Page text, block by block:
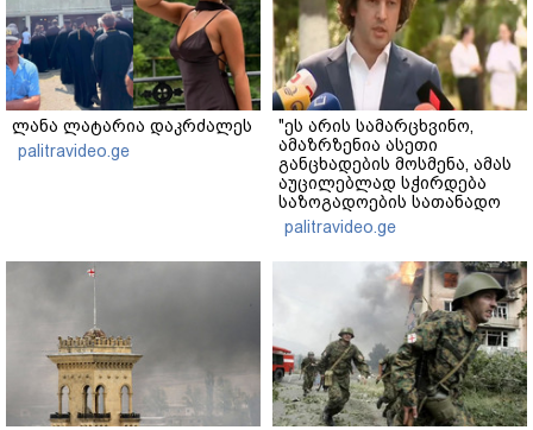
ლანა ლატარია დაკრძალეს
palitravideo.ge
"ეს არის სამარცხვინო,
ამაზრზენია ასეთი
განცხადების მოსმენა, ამას
აუცილებლად სჭირდება
საზოგადოების სათანადო
რეაქცია" - ირაკლი
კობახიძე
palitravideo.ge